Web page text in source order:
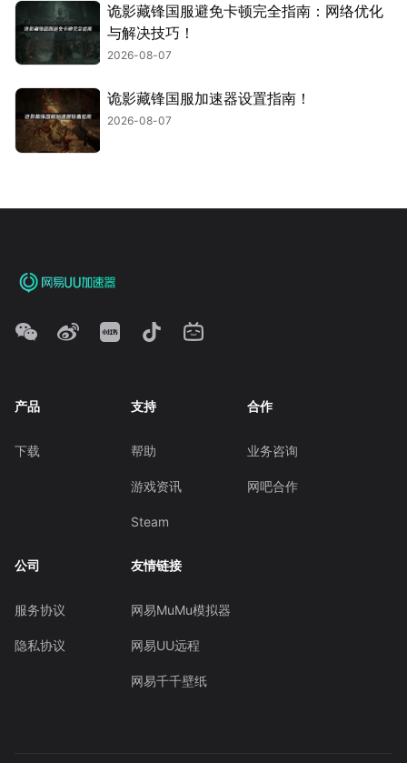
诡影藏锋国服避免卡顿完全指南：网络优化
与解决技巧！
2026-08-07
诡影藏锋国服加速器设置指南！
2026-08-07
产品
下载
支持
帮助
游戏资讯
Steam
合作
业务咨询
网吧合作
公司
服务协议
隐私协议
友情链接
网易MuMu模拟器
网易UU远程
网易千千壁纸